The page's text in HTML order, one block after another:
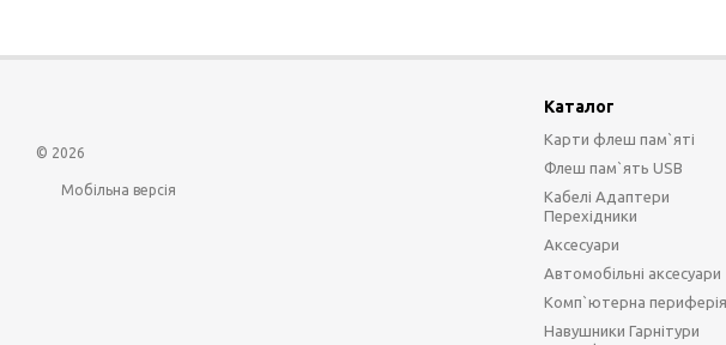
© 2026
Мобільна версія
Каталог
Карти флеш пам`яті
Флеш пам`ять USB
Кабелі Адаптери
Перехідники
Аксесуари
Автомобільні аксесуари
Комп`ютерна периферія
Навушники Гарнітури